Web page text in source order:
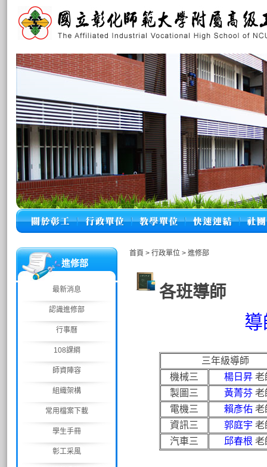
進修部
最新消息
認識進修部
行事曆
108課綱
師資陣容
組織架構
常用檔案下載
學生手冊
彰工采風
首頁 > 行政單位 > 進修部
各班導師
三年級導師
機械三
楊日昇 老
製圖三
黃菁芬 老
電機三
賴彥佑 老
資訊三
郭庭宇 老
汽車三
邱春根 老